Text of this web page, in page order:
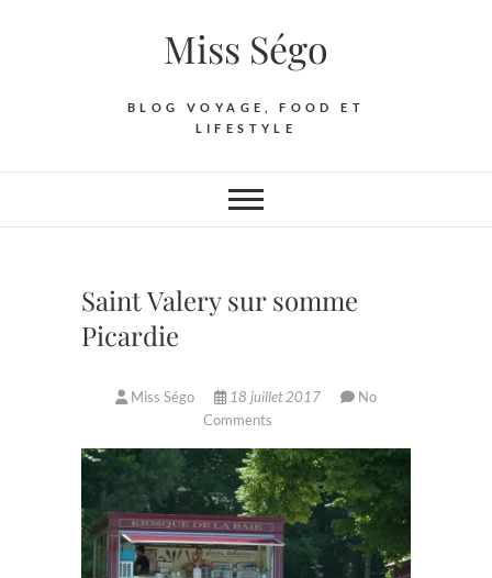
Miss Ségo
BLOG VOYAGE, FOOD ET
LIFESTYLE
Saint Valery sur somme
Picardie
Miss Ségo 18 juillet 2017
No
Comments